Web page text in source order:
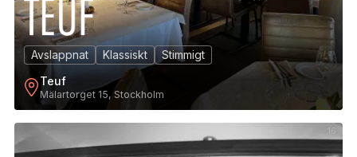
Avslappnat Klassiskt
Stimmigt
Teuf
Mälartorget 15, Stockholm